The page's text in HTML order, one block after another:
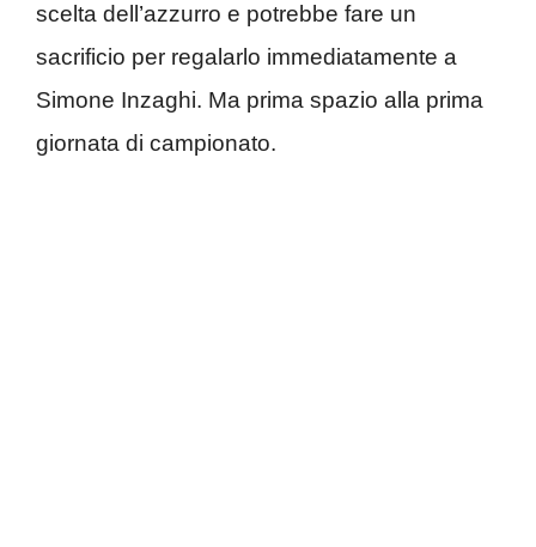
scelta dell’azzurro e potrebbe fare un
sacrificio per regalarlo immediatamente a
Simone Inzaghi. Ma prima spazio alla prima
giornata di campionato.